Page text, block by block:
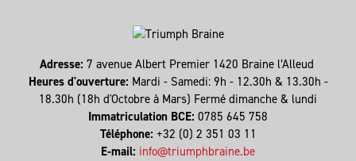
Adresse: 7 avenue Albert Premier 1420 Braine l’Alleud
Heures d'ouverture: Mardi - Samedi: 9h - 12.30h & 13.30h -
18.30h (18h d'Octobre à Mars) Fermé dimanche & lundi
Immatriculation BCE: 0785 645 758
Téléphone: +32 (0) 2 351 03 11
E-mail: info@triumphbraine.be